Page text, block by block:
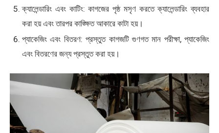
ক্যালেন্ডারিং এবং কাটিং: কাগজের পৃষ্ঠ মসৃণ করতে ক্যালেন্ডারিং ব্যবহার
করা হয় এবং তারপর কাঙ্ক্ষিত আকারে কাটা হয়।
প্যাকেজিং এবং বিতরণ: প্রস্তুত কাগজটি গুণগত মান পরীক্ষা, প্যাকেজিং
এবং বিতরণের জন্য প্রস্তুত করা হয়।